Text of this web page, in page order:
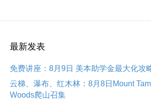
最新发表
免费讲座：8月9日 美本助学金最大化攻
云梯、瀑布、红木林：8月8日Mount
Woods爬山召集